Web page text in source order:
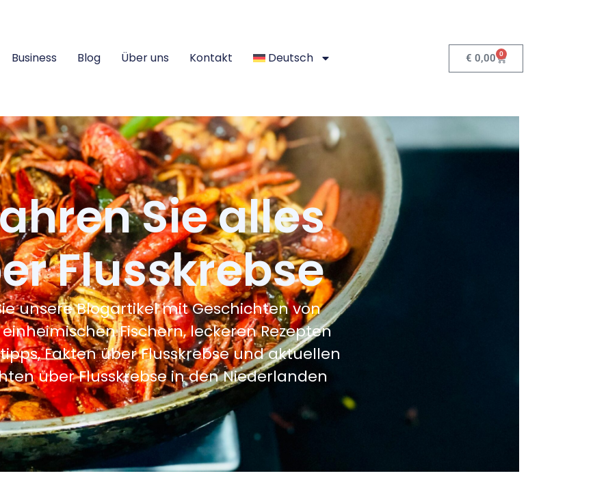
Business Blog Über uns Kontakt Deutsch € 0,00 0
Sie alles
Flusskrebse
unsere Blogartikel mit Geschichten von
Fischern, leckeren Rezepten
Fakten über Flusskrebse und aktuellen
über Flusskrebse in den Niederlanden